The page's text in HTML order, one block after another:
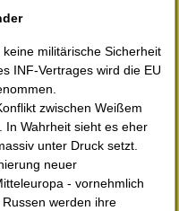
militärische Sicherheit
INF-Vertrages wird die EU
zwischen Weißem
In Wahrheit sieht es eher
unter Druck setzt.
neuer
- vornehmlich
werden ihre